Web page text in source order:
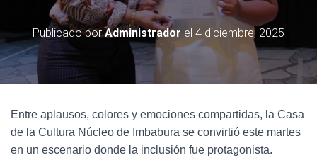
Publicado porAdministrador el 4 diciembre, 2025
Entre aplausos, colores y emociones compartidas, la Casa
de la Cultura Núcleo de Imbabura se convirtió este martes
en un escenario donde la inclusión fue protagonista.